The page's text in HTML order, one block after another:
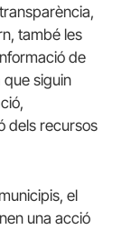
també les
de
siguin
dels recursos
el
una acció